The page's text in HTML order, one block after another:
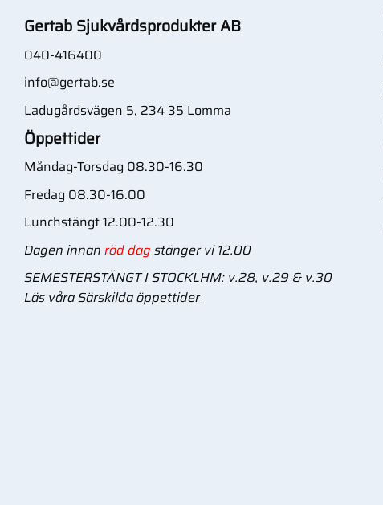
Gertab Sjukvårdsprodukter AB
040-416400
info@gertab.se
Ladugårdsvägen 5, 234 35 Lomma
Öppettider
Måndag-Torsdag 08.30-16.30
Fredag 08.30-16.00
Lunchstängt 12.00-12.30
Dagen innan röd dag stänger vi 12.00
SEMESTERSTÄNGT I STOCKLHM: v.28, v.29 & v.30
Läs våraSärskilda öppettider